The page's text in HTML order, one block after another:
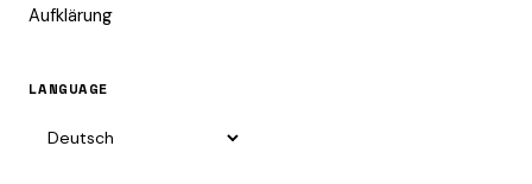
Aufklärung
LANGUAGE